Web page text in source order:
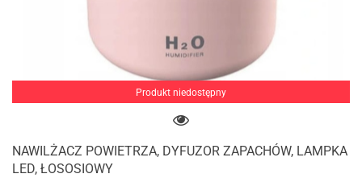
Produkt niedostępny
NAWILŻACZ POWIETRZA, DYFUZOR ZAPACHÓW, LAMPKA
LED, ŁOSOSIOWY